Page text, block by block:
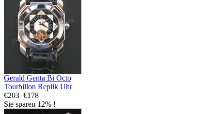
Gerald Genta Bi Octo
Tourbillon Replik Uhr
€203 €178
Sie sparen 12% !